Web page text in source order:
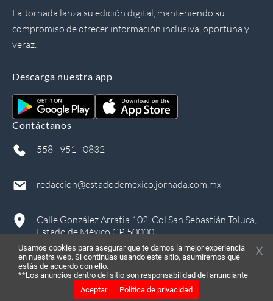
in
La Jornada lanza su edición digital, manteniendo su
compromiso de ofrecer información inclusiva, oportuna y
veraz.
Descarga nuestra app
Contáctanos
558 - 951 - 0832
redaccion@estadodemexico.jornada.com.mx
Calle González Arratia 102, Col San Sebastián Toluca,
Estado de México CP 50000
2026, Todos los derechos reservados
Usamos cookies para asegurar que te damos la mejor experiencia
en nuestra web. Si continúas usando este sitio, asumiremos que
estás de acuerdo con ello.
**Los anuncios dentro del sitio son responsabilidad del anunciante
Aceptar
Política de privacidad